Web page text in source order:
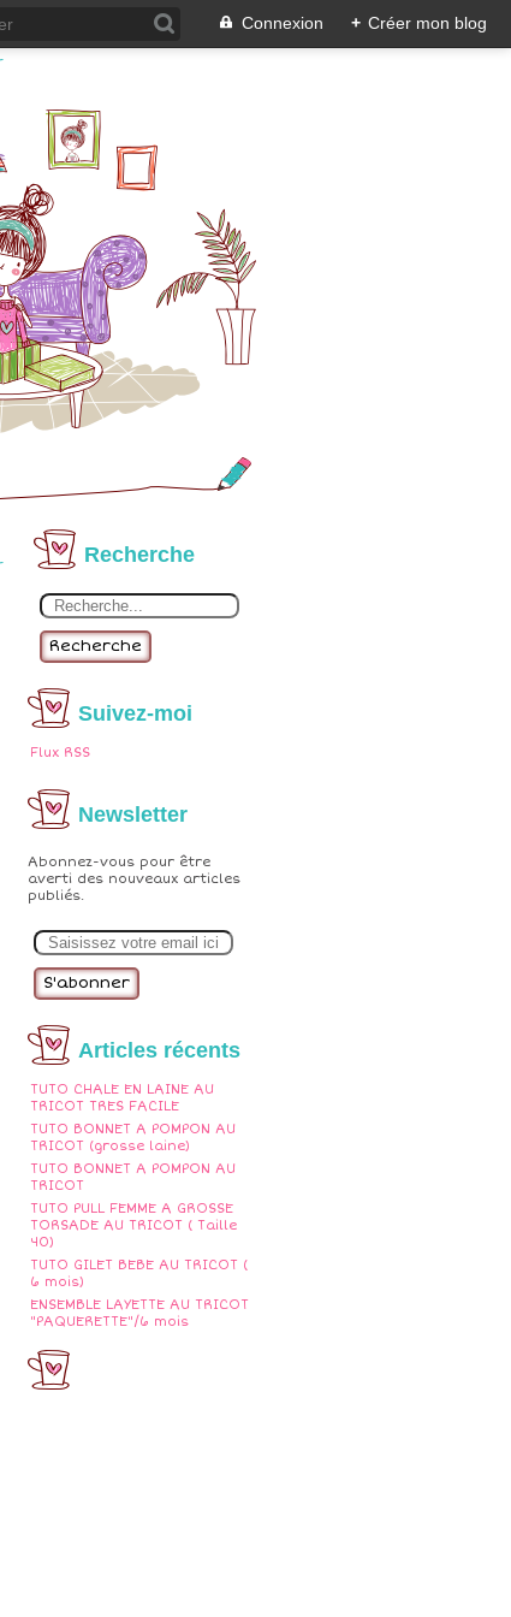
Connexion + Créer mon blog
Recherche
Recherche
Suivez-moi
Flux RSS
Newsletter
Abonnez-vous pour être
averti des nouveaux articles
publiés.
m
Articles récents
TUTO CHALE EN LAINE AU
TRICOT TRES FACILE
TUTO BONNET A POMPON AU
TRICOT (grosse laine)
TUTO BONNET A POMPON AU
TRICOT
TUTO PULL FEMME A GROSSE
TORSADE AU TRICOT ( Taille
40)
TUTO GILET BEBE AU TRICOT (
6 mois)
ENSEMBLE LAYETTE AU TRICOT
"PAQUERETTE"/6 mois